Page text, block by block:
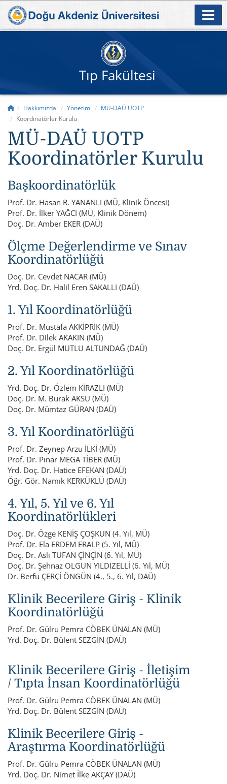
Tıp Fakültesi
Hakkımızda Yönetim
MÜ-DAÜ UOTP
Koordinatörler Kurulu
MÜ-DAÜ UOTP
Koordinatörler Kurulu
Başkoordinatörlük
Prof. Dr. Hasan R. YANANLI (MÜ, Klinik Öncesi)
Prof. Dr. İlker YAĞCI (MÜ, Klinik Dönem)
Doç. Dr. Amber EKER (DAÜ)
Ölçme Değerlendirme ve Sınav
Koordinatörlüğü
Doç. Dr. Cevdet NACAR (MÜ)
Yrd. Doç. Dr. Halil Eren SAKALLI (DAÜ)
1. Yıl Koordinatörlüğü
Prof. Dr. Mustafa AKKİPRİK (MÜ)
Prof. Dr. Dilek AKAKIN (MÜ)
Doç. Dr. Ergül MUTLU ALTUNDAĞ (DAÜ)
2. Yıl Koordinatörlüğü
Yrd. Doç. Dr. Özlem KİRAZLI (MÜ)
Doç. Dr. M. Burak AKSU (MÜ)
Doç. Dr. Mümtaz GÜRAN (DAÜ)
3. Yıl Koordinatörlüğü
Prof. Dr. Zeynep Arzu İLKİ (MÜ)
Prof. Dr. Pınar MEGA TİBER (MÜ)
Yrd. Doç. Dr. Hatice EFEKAN (DAÜ)
Öğr. Gör. Namık KERKÜKLÜ (DAÜ)
4. Yıl, 5. Yıl ve 6. Yıl
Koordinatörlükleri
Doç. Dr. Özge KENİŞ ÇOŞKUN (4. Yıl, MÜ)
Prof. Dr. Ela ERDEM ERALP (5. Yıl, MÜ)
Doç. Dr. Aslı TUFAN ÇİNÇİN (6. Yıl, MÜ)
Doç. Dr. Şehnaz OLGUN YILDIZELLİ (6. Yıl, MÜ)
Dr. Berfu ÇERÇİ ÖNGÜN (4., 5., 6. Yıl, DAÜ)
Klinik Becerilere Giriş - Klinik
Koordinatörlüğü
Prof. Dr. Gülru Pemra CÖBEK ÜNALAN (MÜ)
Yrd. Doç. Dr. Bülent SEZGİN (DAÜ)
Klinik Becerilere Giriş - İletişim
/ Tıpta İnsan Koordinatörlüğü
Prof. Dr. Gülru Pemra CÖBEK ÜNALAN (MÜ)
Yrd. Doç. Dr. Bülent SEZGİN (DAÜ)
Klinik Becerilere Giriş -
Araştırma Koordinatörlüğü
Prof. Dr. Gülru Pemra CÖBEK ÜNALAN (MÜ)
Yrd. Doç. Dr. Nimet İlke AKÇAY (DAÜ)